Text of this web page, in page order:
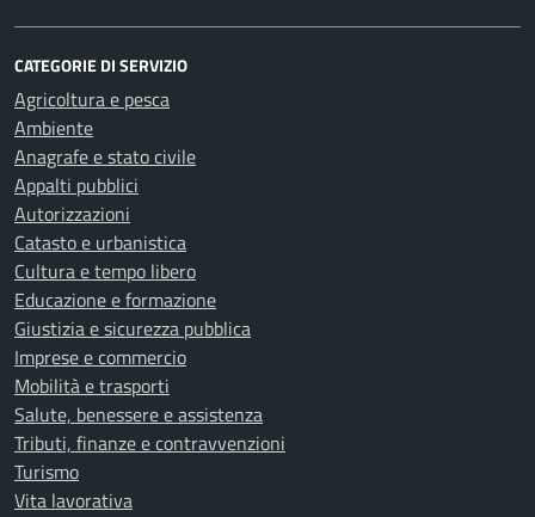
CATEGORIE DI SERVIZIO
Agricoltura e pesca
Ambiente
Anagrafe e stato civile
Appalti pubblici
Autorizzazioni
Catasto e urbanistica
Cultura e tempo libero
Educazione e formazione
Giustizia e sicurezza pubblica
Imprese e commercio
Mobilità e trasporti
Salute, benessere e assistenza
Tributi, finanze e contravvenzioni
Turismo
Vita lavorativa